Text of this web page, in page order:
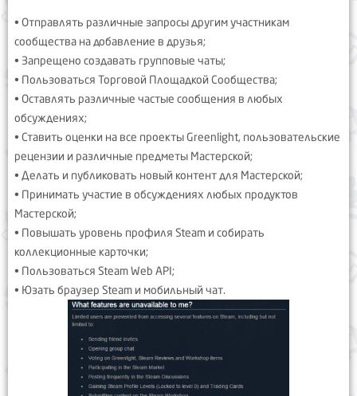
• Отправлять различные запросы другим участникам
сообщества на добавление в друзья;
• Запрещено создавать групповые чаты;
• Пользоваться Торговой Площадкой Сообщества;
• Оставлять различные частые сообщения в любых
обсуждениях;
• Ставить оценки на все проекты Greenlight, пользовательские
рецензии и различные предметы Мастерской;
• Делать и публиковать новый контент для Мастерской;
• Принимать участие в обсуждениях любых продуктов
Мастерской;
• Повышать уровень профиля Steam и собирать
коллекционные карточки;
• Пользоваться Steam Web API;
• Юзать браузер Steam и мобильный чат.